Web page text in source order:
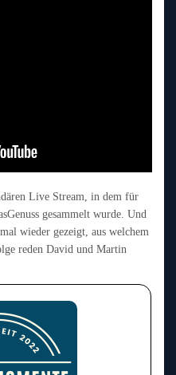
Live Stream, in dem für
gesammelt wurde. Und
wieder gezeigt, aus welchem
reden David und Martin